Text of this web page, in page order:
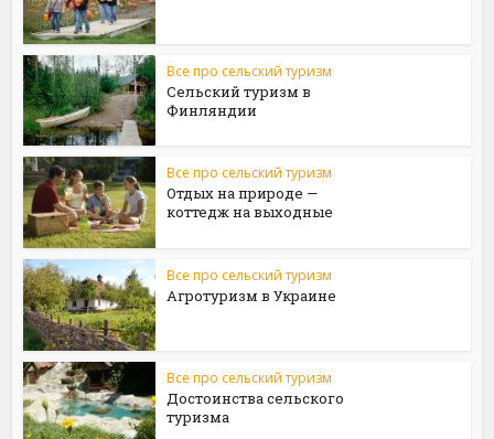
Все про сельский туризм
Сельский туризм в
Финляндии
Все про сельский туризм
Отдых на природе —
коттедж на выходные
Все про сельский туризм
Агротуризм в Украине
Все про сельский туризм
Достоинства сельского
туризма